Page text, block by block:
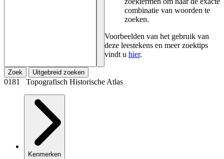
combinatie van woorden te
zoeken.
Voorbeelden van het gebruik van
deze leestekens en meer zoektips
vindt u hier.
Zoek Uitgebreid zoeken
0181 Topografisch Historische Atlas
Kenmerken